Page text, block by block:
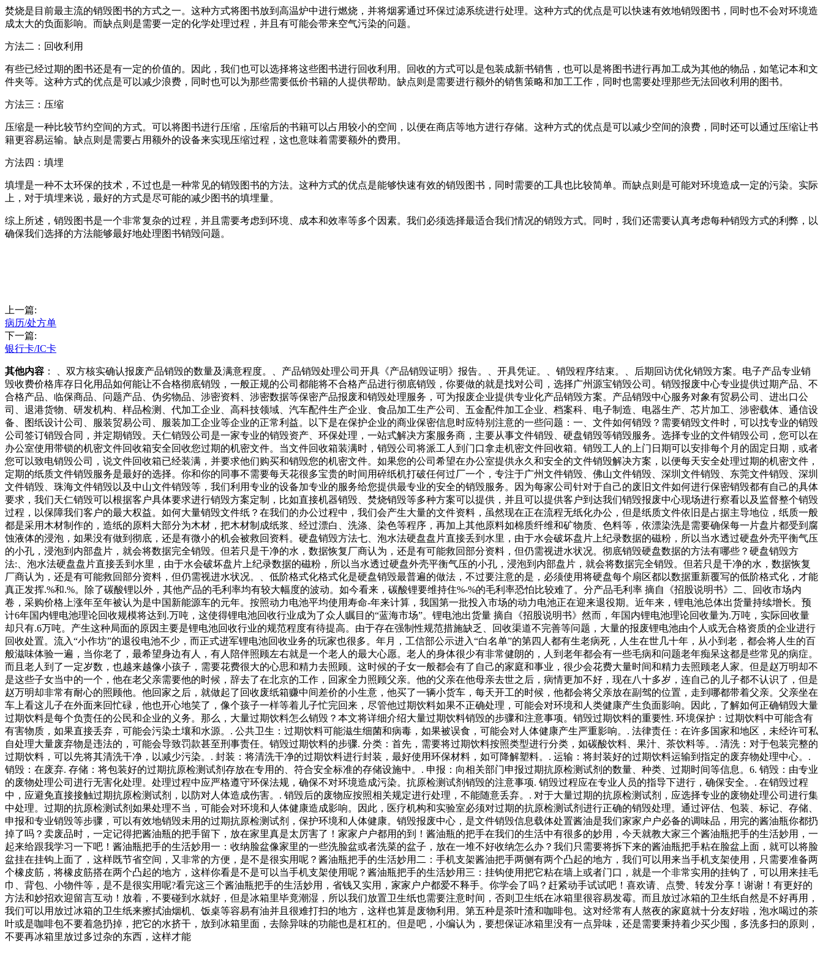
焚烧是目前最主流的销毁图书的方式之一。这种方式将图书放到高温炉中进行燃烧，并将烟雾通过环保过滤系统进行处理。这种方式的优点是可以快速有效地销毁图书，同时也不会对环境造
成太大的负面影响。而缺点则是需要一定的化学处理过程，并且有可能会带来空气污染的问题。
方法二：回收利用
有些已经过期的图书还是有一定的价值的。因此，我们也可以选择将这些图书进行回收利用。回收的方式可以是包装成新书销售，也可以是将图书进行再加工成为其他的物品，如笔记本和文
件夹等。这种方式的优点是可以减少浪费，同时也可以为那些需要低价书籍的人提供帮助。缺点则是需要进行额外的销售策略和加工工作，同时也需要处理那些无法回收利用的图书。
方法三：压缩
压缩是一种比较节约空间的方式。可以将图书进行压缩，压缩后的书籍可以占用较小的空间，以便在商店等地方进行存储。这种方式的优点是可以减少空间的浪费，同时还可以通过压缩让书
籍更容易运输。缺点则是需要占用额外的设备来实现压缩过程，这也意味着需要额外的费用。
方法四：填埋
填埋是一种不太环保的技术，不过也是一种常见的销毁图书的方法。这种方式的优点是能够快速有效的销毁图书，同时需要的工具也比较简单。而缺点则是可能对环境造成一定的污染。实际
上，对于填埋来说，最好的方式是尽可能的减少图书的填埋量。
综上所述，销毁图书是一个非常复杂的过程，并且需要考虑到环境、成本和效率等多个因素。我们必须选择最适合我们情况的销毁方式。同时，我们还需要认真考虑每种销毁方式的利弊，以
确保我们选择的方法能够最好地处理图书销毁问题。
上一篇:
病历/处方单
下一篇:
银行卡/IC卡
其他内容 ： 、双方核实确认报废产品销毁的数量及满意程度。、产品销毁处理公司开具《产品销毁证明》报告。、开具凭证。、销毁程序结束。、后期回访优化销毁方案。电子产品专业销
毁收费价格库存日化用品如何能让不合格彻底销毁，一般正规的公司都能将不合格产品进行彻底销毁，你要做的就是找对公司，选择广州源宝销毁公司。销毁报废中心专业提供过期产品、不
合格产品、临保商品、问题产品、伪劣物品、涉密资料、涉密数据等保密产品报废和销毁处理服务，可为报废企业提供专业化产品销毁方案。产品销毁中心服务对象有贸易公司、进出口公
司、退港货物、研发机构、样品检测、代加工企业、高科技领域、汽车配件生产企业、食品加工生产公司、五金配件加工企业、档案科、电子制造、电器生产、芯片加工、涉密载体、通信设
备、图纸设计公司、服装贸易公司、服装加工企业等企业的正常利益。以下是在保护企业的商业保密信息时应特别注意的一些问题：一、文件如何销毁？需要销毁文件时，可以找专业的销毁
公司签订销毁合同，并定期销毁。天仁销毁公司是一家专业的销毁资产、环保处理，一站式解决方案服务商，主要从事文件销毁、硬盘销毁等销毁服务。选择专业的文件销毁公司，您可以在
办公室使用带锁的机密文件回收箱安全回收您过期的机密文件。当文件回收箱装满时，销毁公司将派工人到门口拿走机密文件回收箱。销毁工人的上门日期可以安排每个月的固定日期，或者
您可以致电销毁公司，说文件回收箱已经装满，并要求他们购买和销毁您的机密文件。如果您的公司希望在办公室提供永久和安全的文件销毁解决方案，以便每天安全处理过期的机密文件，
定期的纸质文件销毁服务是最好的选择。你和你的同事不需要每天花很多宝贵的时间用碎纸机打破任何过厂一个，专注于广州文件销毁、佛山文件销毁、深圳文件销毁、东莞文件销毁、深圳
文件销毁、珠海文件销毁以及中山文件销毁等，我们利用专业的设备加专业的服务给您提供最专业的安全的销毁服务。因为每家公司针对于自己的废旧文件如何进行保密销毁都有自己的具体
要求，我们天仁销毁可以根据客户具体要求进行销毁方案定制，比如直接机器销毁、焚烧销毁等多种方案可以提供，并且可以提供客户到达我们销毁报废中心现场进行察看以及监督整个销毁
过程，以保障我们客户的最大权益。如何大量销毁文件纸？在我们的办公过程中，我们会产生大量的文件资料，虽然现在正在流程无纸化办公，但是纸质文件依旧是占据主导地位，纸质一般
都是采用木材制作的，造纸的原料大部分为木材，把木材制成纸浆、经过漂白、洗涤、染色等程序，再加上其他原料如棉质纤维和矿物质、色料等，依漂染洗是需要确保每一片盘片都受到腐
蚀液体的浸泡，如果没有做到彻底，还是有微小的机会被救回资料。硬盘销毁方法七、泡水法硬盘盘片直接丢到水里，由于水会破坏盘片上纪录数据的磁粉，所以当水透过硬盘外壳平衡气压
的小孔，浸泡到内部盘片，就会将数据完全销毁。但若只是干净的水，数据恢复厂商认为，还是有可能救回部分资料，但仍需视进水状况。彻底销毁硬盘数据的方法有哪些？硬盘销毁方
法:、泡水法硬盘盘片直接丢到水里，由于水会破坏盘片上纪录数据的磁粉，所以当水透过硬盘外壳平衡气压的小孔，浸泡到内部盘片，就会将数据完全销毁。但若只是干净的水，数据恢复
厂商认为，还是有可能救回部分资料，但仍需视进水状况。、低阶格式化格式化是硬盘销毁最普遍的做法，不过要注意的是，必须使用将硬盘每个扇区都以数据重新覆写的低阶格式化，才能
真正发挥.%和.%。除了碳酸锂以外，其他产品的毛利率均有较大幅度的波动。如今看来，碳酸锂要维持住%-%的毛利率恐怕比较难了。分产品毛利率 摘自《招股说明书》二、回收市场内
卷，采购价格上涨年至年被认为是中国新能源车的元年。按照动力电池平均使用寿命-年来计算，我国第一批投入市场的动力电池正在迎来退役期。近年来，锂电池总体出货量持续增长。预
计6年国内锂电池理论回收规模将达到.万吨，这使得锂电池回收行业成为了众人瞩目的“蓝海市场”。锂电池出货量 摘自《招股说明书》然而，年国内锂电池理论回收量为.万吨，实际回收量
却只有.6万吨。产生这种局面的原因主要是锂电池回收行业的规范程度有待提高。由于存在强制性规范措施缺乏、回收渠道不完善等问题，大量的报废锂电池由个人或无合格资质的企业进行
回收处置。流入“小作坊”的退役电池不少，而正式进军锂电池回收业务的玩家也很多。年月，工信部公示进入“白名单”的第四人都有生老病死，人生在世几十年，从小到老，都会将人生的百
般滋味体验一遍，当你老了，最希望身边有人，有人陪伴照顾左右就是一个老人的最大心愿。老人的身体很少有非常健朗的，人到老年都会有一些毛病和问题老年痴呆这都是些常见的病症。
而且老人到了一定岁数，也越来越像小孩子，需要花费很大的心思和精力去照顾。这时候的子女一般都会有了自己的家庭和事业，很少会花费大量时间和精力去照顾老人家。但是赵万明却不
是这些子女当中的一个，他在老父亲需要他的时候，辞去了在北京的工作，回家全力照顾父亲。他的父亲在他母亲去世之后，病情更加不好，现在八十多岁，连自己的儿子都不认识了，但是
赵万明却非常有耐心的照顾他。他回家之后，就做起了回收废纸箱赚中间差价的小生意，他买了一辆小货车，每天开工的时候，他都会将父亲放在副驾的位置，走到哪都带着父亲。父亲坐在
车上看这儿子在外面来回忙碌，他也开心地笑了，像个孩子一样等着儿子忙完回来，尽管他过期饮料如果不正确处理，可能会对环境和人类健康产生负面影响。因此，了解如何正确销毁大量
过期饮料是每个负责任的公民和企业的义务。那么，大量过期饮料怎么销毁？本文将详细介绍大量过期饮料销毁的步骤和注意事项。销毁过期饮料的重要性. 环境保护：过期饮料中可能含有
有害物质，如果直接丢弃，可能会污染土壤和水源。. 公共卫生：过期饮料可能滋生细菌和病毒，如果被误食，可能会对人体健康产生严重影响。. 法律责任：在许多国家和地区，未经许可私
自处理大量废弃物是违法的，可能会导致罚款甚至刑事责任。销毁过期饮料的步骤. 分类：首先，需要将过期饮料按照类型进行分类，如碳酸饮料、果汁、茶饮料等。. 清洗：对于包装完整的
过期饮料，可以先将其清洗干净，以减少污染。. 封装：将清洗干净的过期饮料进行封装，最好使用环保材料，如可降解塑料。. 运输：将封装好的过期饮料运输到指定的废弃物处理中心。.
销毁：在废弃. 存储：将包装好的过期抗原检测试剂存放在专用的、符合安全标准的存储设施中。. 申报：向相关部门申报过期抗原检测试剂的数量、种类、过期时间等信息。6. 销毁：由专业
的废物处理公司进行无害化处理。处理过程中应严格遵守环保法规，确保不对环境造成污染。抗原检测试剂销毁的注意事项. 销毁过程应在专业人员的指导下进行，确保安全。. 在销毁过程
中，应避免直接接触过期抗原检测试剂，以防对人体造成伤害。. 销毁后的废物应按照相关规定进行处理，不能随意丢弃。. 对于大量过期的抗原检测试剂，应选择专业的废物处理公司进行集
中处理。过期的抗原检测试剂如果处理不当，可能会对环境和人体健康造成影响。因此，医疗机构和实验室必须对过期的抗原检测试剂进行正确的销毁处理。通过评估、包装、标记、存储、
申报和专业销毁等步骤，可以有效地销毁未用的过期抗原检测试剂，保护环境和人体健康。销毁报废中心，是文件销毁信息载体处置酱油是我们家家户户必备的调味品，用完的酱油瓶你都扔
掉了吗？卖废品时，一定记得把酱油瓶的把手留下，放在家里真是太厉害了！家家户户都用的到！酱油瓶的把手在我们的生活中有很多的妙用，今天就教大家三个酱油瓶把手的生活妙用，一
起来给跟我学习一下吧！酱油瓶把手的生活妙用一：收纳脸盆像家里的一些洗脸盆或者洗菜的盆子，放在一堆不好收纳怎么办？我们只需要将拆下来的酱油瓶把手粘在脸盆上面，就可以将脸
盆挂在挂钩上面了，这样既节省空间，又非常的方便，是不是很实用呢？酱油瓶把手的生活妙用二：手机支架酱油把手两侧有两个凸起的地方，我们可以用来当手机支架使用，只需要准备两
个橡皮筋，将橡皮筋搭在两个凸起的地方，这样你看是不是可以当手机支架使用呢？酱油瓶把手的生活妙用三：挂钩使用把它粘在墙上或者门口，就是一个非常实用的挂钩了，可以用来挂毛
巾、背包、小物件等，是不是很实用呢?看完这三个酱油瓶把手的生活妙用，省钱又实用，家家户户都爱不释手。你学会了吗？赶紧动手试试吧！喜欢请、点赞、转发分享！谢谢！有更好的
方法和妙招欢迎留言互动！放着，不要碰到水就好，但是冰箱里毕竟潮湿，所以我们放置卫生纸也需要注意时间，否则卫生纸在冰箱里很容易发霉。而且放过冰箱的卫生纸自然是不好再用，
我们可以用放过冰箱的卫生纸来擦拭油烟机、饭桌等容易有油并且很难打扫的地方，这样也算是废物利用。第五种是茶叶渣和咖啡包。这对经常有人熬夜的家庭就十分友好啦，泡水喝过的茶
叶或是咖啡包不要着急扔掉，把它的水挤干，放到冰箱里面，去除异味的功能也是杠杠的。但是吧，小编认为，要想保证冰箱里没有一点异味，还是需要秉持着少买少囤，多洗多扫的原则，
不要再冰箱里放过多过杂的东西，这样才能